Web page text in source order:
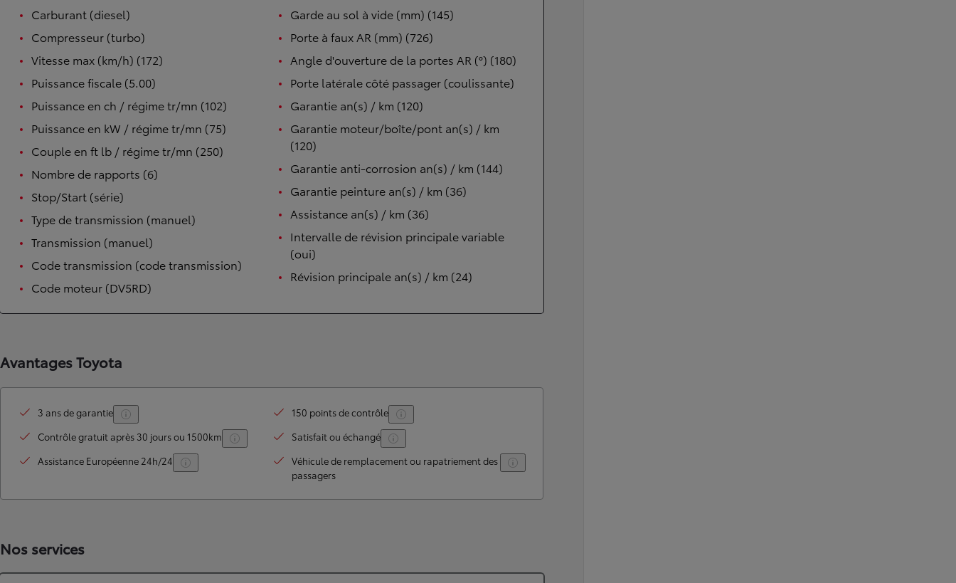
TOYOTA C-HR
Disponible rapidement
Carburant (diesel)
Compresseur (turbo)
Vitesse max (km/h) (172)
Puissance fiscale (5.00)
Puissance en ch / régime tr/mn (102)
Puissance en kW / régime tr/mn (75)
Couple en ft lb / régime tr/mn (250)
Nombre de rapports (6)
Stop/Start (série)
Type de transmission (manuel)
Transmission (manuel)
Code transmission (code transmission)
Code moteur (DV5RD)
Garde au sol à vide (mm) (145)
Porte à faux AR (mm) (726)
Angle d'ouverture de la portes AR (°) (180)
Porte latérale côté passager (coulissante)
Garantie an(s) / km (120)
Garantie moteur/boîte/pont an(s) / km
(120)
Garantie anti-corrosion an(s) / km (144)
Garantie peinture an(s) / km (36)
Assistance an(s) / km (36)
Intervalle de révision principale variable
(oui)
Révision principale an(s) / km (24)
Avantages Toyota
3 ans de garantie
150 points de contrôle
Contrôle gratuit après 30 jours ou 1500km
Satisfait ou échangé
Assistance Européenne 24h/24
Véhicule de remplacement ou rapatriement des
passagers
Nos services